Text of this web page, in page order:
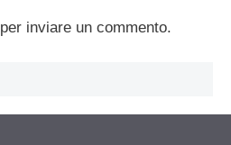
per inviare un commento.